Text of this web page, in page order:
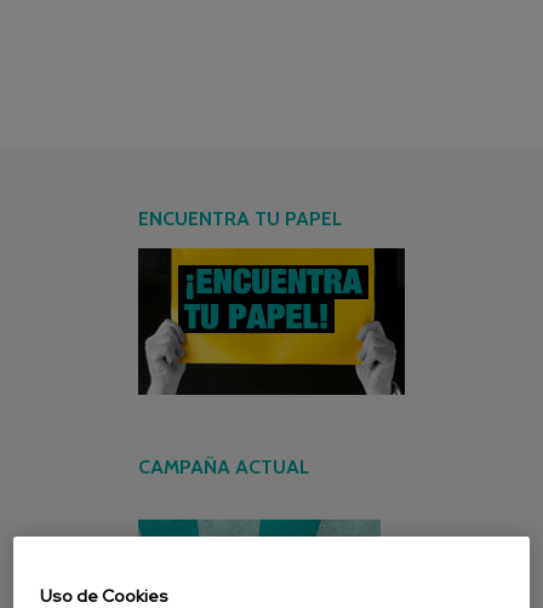
ENCUENTRA TU PAPEL
CAMPAÑA ACTUAL
Uso de Cookies